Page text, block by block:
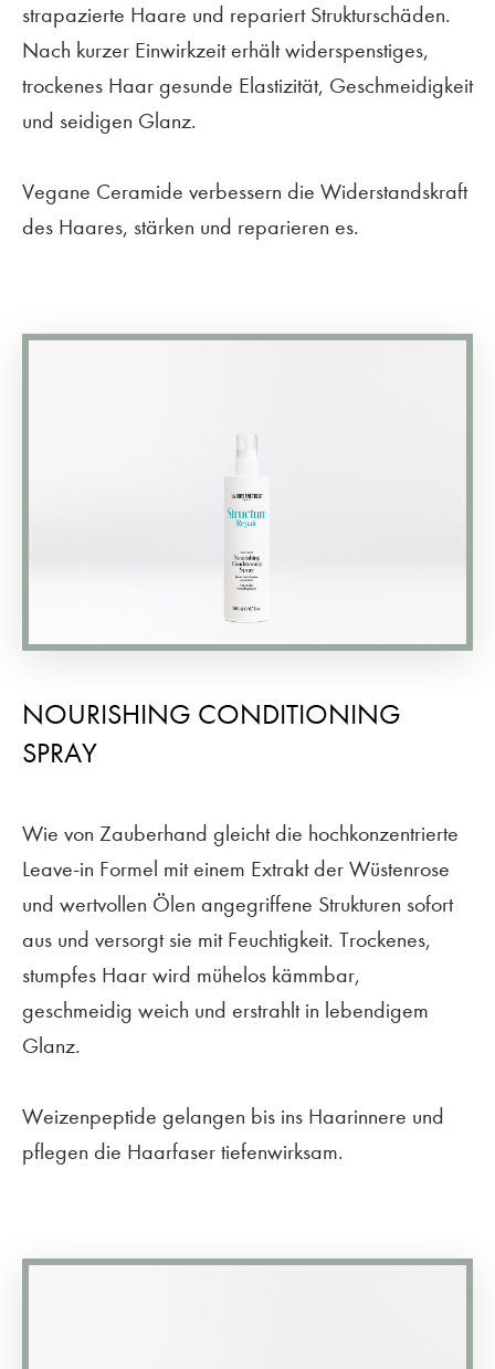
strapazierte Haare und repariert Strukturschäden.
Nach kurzer Einwirkzeit erhält widerspenstiges,
trockenes Haar gesunde Elastizität, Geschmeidigkeit
und seidigen Glanz.
Vegane Ceramide verbessern die Widerstandskraft
des Haares, stärken und reparieren es.
NOURISHING CONDITIONING
SPRAY
Wie von Zauberhand gleicht die hochkonzentrierte
Leave-in Formel mit einem Extrakt der Wüstenrose
und wertvollen Ölen angegriffene Strukturen sofort
aus und versorgt sie mit Feuchtigkeit. Trockenes,
stumpfes Haar wird mühelos kämmbar,
geschmeidig weich und erstrahlt in lebendigem
Glanz.
Weizenpeptide gelangen bis ins Haarinnere und
pflegen die Haarfaser tiefenwirksam.